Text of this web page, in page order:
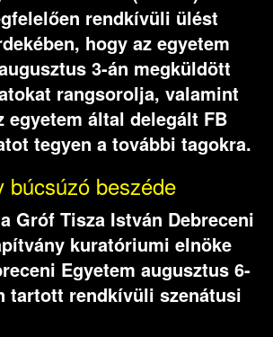
rendkívüli ülést
hogy az egyetem
3-án megküldött
rangsorolja, valamint
egyetem által delegált FB
tegyen a további tagokra.
búcsúzó beszéde
Gróf Tisza István Debreceni
kuratóriumi elnöke
Egyetem augusztus 6-
tartott rendkívüli szenátusi